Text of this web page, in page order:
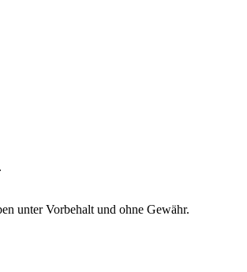
unter Vorbehalt und ohne Gewähr.